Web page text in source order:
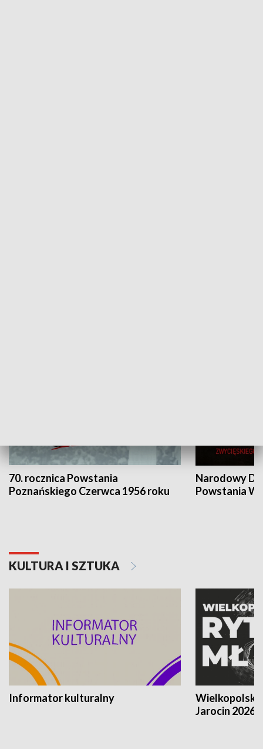
70. rocznica Powstania
Poznańskiego Czerwca 1956 roku
Narodowy
Powstania
KULTURA I SZTUKA
Informator kulturalny
Jarocin 2026